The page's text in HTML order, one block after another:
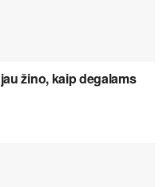
žino, kaip degalams